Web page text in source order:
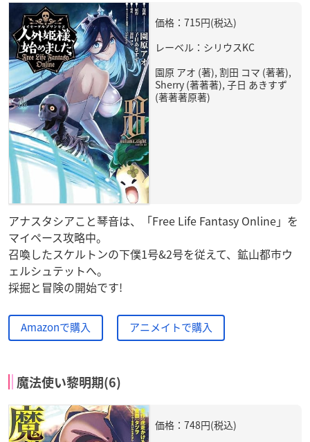
価格：715円(税込)
レーベル：シリウスKC
園原 アオ (著), 割田 コマ (著著),
Sherry (著著著), 子日 あきすず
(著著著原著)
アナスタシアこと琴音は、「Free Life Fantasy Online」を
マイペース攻略中。
召喚したスケルトンの下僕1号&2号を従えて、鉱山都市ウ
ェルシュテットへ。
採掘と冒険の開始です!
Amazonで購入 アニメイトで購入
魔法使い黎明期(6)
価格：748円(税込)